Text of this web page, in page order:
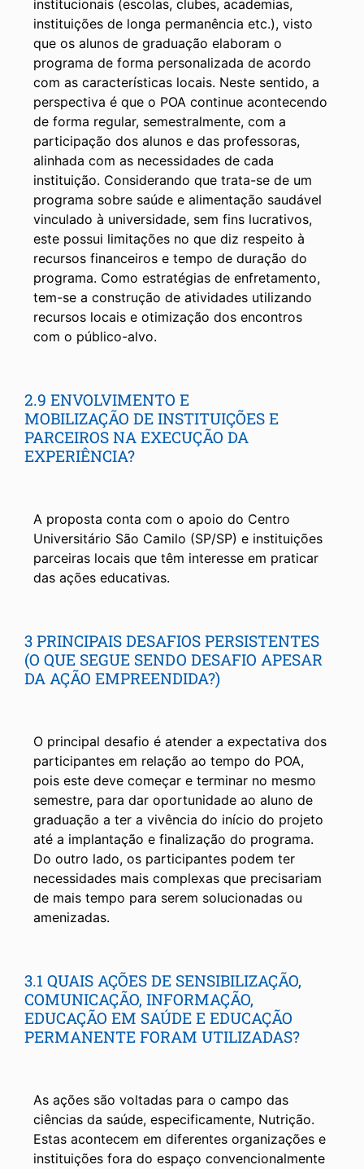
institucionais (escolas, clubes, academias,
instituições de longa permanência etc.), visto
que os alunos de graduação elaboram o
programa de forma personalizada de acordo
com as características locais. Neste sentido, a
perspectiva é que o POA continue acontecendo
de forma regular, semestralmente, com a
participação dos alunos e das professoras,
alinhada com as necessidades de cada
instituição. Considerando que trata-se de um
programa sobre saúde e alimentação saudável
vinculado à universidade, sem fins lucrativos,
este possui limitações no que diz respeito à
recursos financeiros e tempo de duração do
programa. Como estratégias de enfretamento,
tem-se a construção de atividades utilizando
recursos locais e otimização dos encontros
com o público-alvo.
2.9 ENVOLVIMENTO E
MOBILIZAÇÃO DE INSTITUIÇÕES E
PARCEIROS NA EXECUÇÃO DA
EXPERIÊNCIA?
A proposta conta com o apoio do Centro
Universitário São Camilo (SP/SP) e instituições
parceiras locais que têm interesse em praticar
das ações educativas.
3 PRINCIPAIS DESAFIOS PERSISTENTES
(O QUE SEGUE SENDO DESAFIO APESAR
DA AÇÃO EMPREENDIDA?)
O principal desafio é atender a expectativa dos
participantes em relação ao tempo do POA,
pois este deve começar e terminar no mesmo
semestre, para dar oportunidade ao aluno de
graduação a ter a vivência do início do projeto
até a implantação e finalização do programa.
Do outro lado, os participantes podem ter
necessidades mais complexas que precisariam
de mais tempo para serem solucionadas ou
amenizadas.
3.1 QUAIS AÇÕES DE SENSIBILIZAÇÃO,
COMUNICAÇÃO, INFORMAÇÃO,
EDUCAÇÃO EM SAÚDE E EDUCAÇÃO
PERMANENTE FORAM UTILIZADAS?
As ações são voltadas para o campo das
ciências da saúde, especificamente, Nutrição.
Estas acontecem em diferentes organizações e
instituições fora do espaço convencionalmente